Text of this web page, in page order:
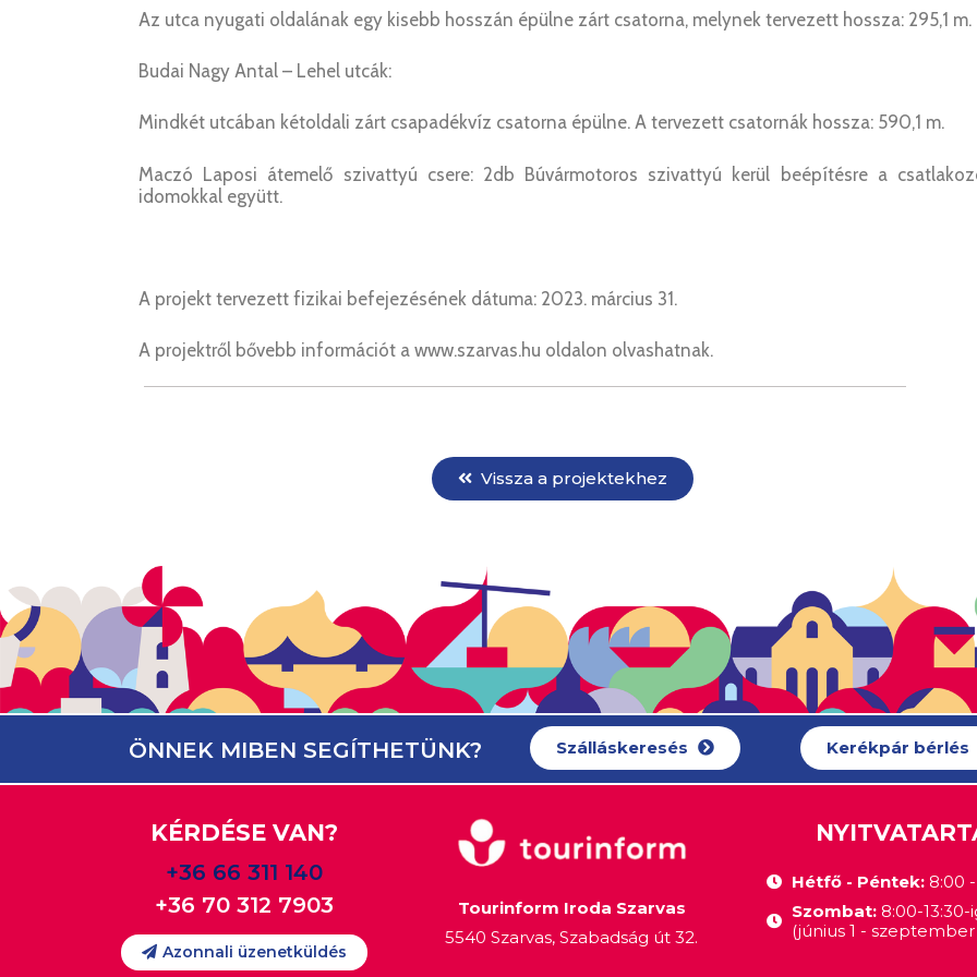
Az utca nyugati oldalának egy kisebb hosszán épülne zárt csatorna, melynek tervezett hossza: 295,1 m.
Budai Nagy Antal – Lehel utcák:
Mindkét utcában kétoldali zárt csapadékvíz csatorna épülne. A tervezett csatornák hossza: 590,1 m.
Maczó Laposi átemelő szivattyú csere: 2db Búvármotoros szivattyú kerül beépítésre a
idomokkal együtt.
A projekt tervezett fizikai befejezésének dátuma: 2023. március 31.
A projektről bővebb információt a www.szarvas.hu oldalon olvashatnak.
Vissza a projektekhez
ÖNNEK MIBEN SEGÍTHETÜNK? Szálláskeresés Kerékpár bérlés
KÉRDÉSE VAN?
+36 66 311 140
+36 70 312 7903
Azonnali üzenetküldés
Tourinform Iroda Szarvas
5540 Szarvas, Szabadság út 32.
Hétfő - Péntek:8:00 -
Szombat: 8:00-13:30-
(június 1 -